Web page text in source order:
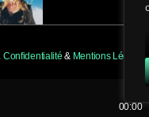
00:00
Confidentialité & Mentions Légales.